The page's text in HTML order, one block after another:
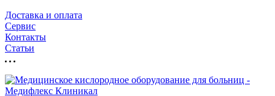
Доставка и оплата
Cервис
Контакты
Статьи